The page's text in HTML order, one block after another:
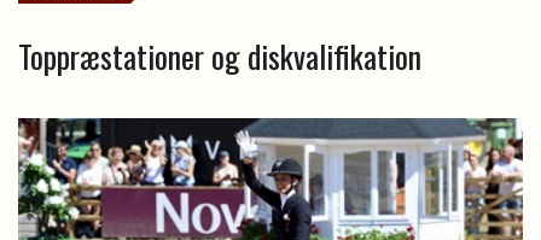
Toppræstationer og diskvalifikation